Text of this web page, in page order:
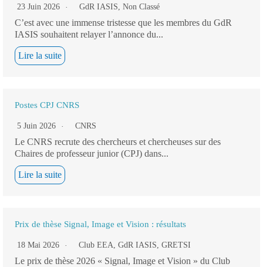
23 Juin 2026 GdR IASIS, Non Classé
C’est avec une immense tristesse que les membres du GdR
IASIS souhaitent relayer l’annonce du...
Lire la suite
Postes CPJ CNRS
5 Juin 2026 CNRS
Le CNRS recrute des chercheurs et chercheuses sur des
Chaires de professeur junior (CPJ) dans...
Lire la suite
Prix de thèse Signal, Image et Vision : résultats
18 Mai 2026 Club EEA, GdR IASIS, GRETSI
Le prix de thèse 2026 « Signal, Image et Vision » du Club